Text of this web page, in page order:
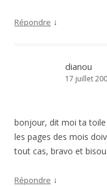
Répondre ↓
dianou
17 juillet
bonjour, dit moi ta toile
les pages des mois
tout cas, bravo et
Répondre ↓